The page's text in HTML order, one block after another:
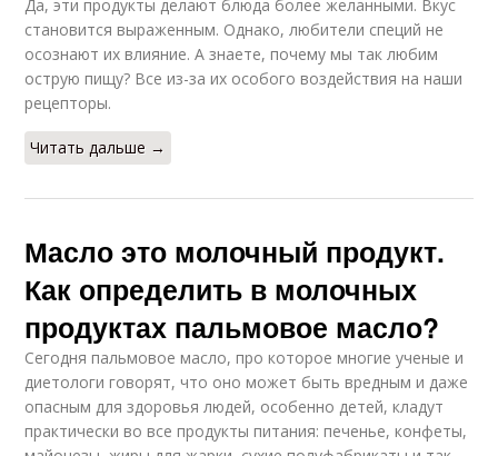
Да, эти продукты делают блюда более желанными. Вкус
становится выраженным. Однако, любители специй не
осознают их влияние. А знаете, почему мы так любим
острую пищу? Все из-за их особого воздействия на наши
рецепторы.
Читать дальше →
Масло это молочный продукт.
Как определить в молочных
продуктах пальмовое масло?
Сегодня пальмовое масло, про которое многие ученые и
диетологи говорят, что оно может быть вредным и даже
опасным для здоровья людей, особенно детей, кладут
практически во все продукты питания: печенье, конфеты,